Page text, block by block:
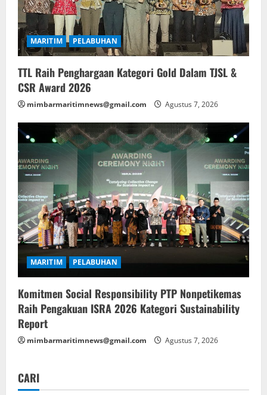
MARITIM PELABUHAN
TTL Raih Penghargaan Kategori Gold Dalam TJSL &
CSR Award 2026
mimbarmaritimnews@gmail.com Agustus 7, 2026
MARITIM PELABUHAN
Komitmen Social Responsibility PTP Nonpetikemas
Raih Pengakuan ISRA 2026 Kategori Sustainability
Report
mimbarmaritimnews@gmail.com Agustus 7, 2026
CARI